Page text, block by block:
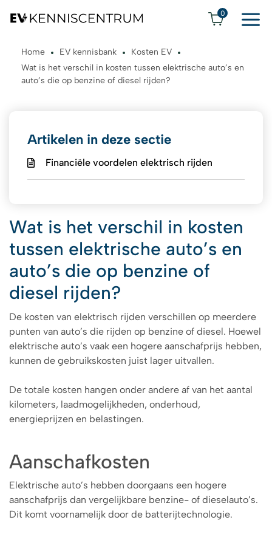
0
Home EV kennisbank
Kosten EV
Wat is het verschil in kosten tussen elektrische auto’s en
auto’s die op benzine of diesel rijden?
Artikelen in deze sectie
Financiële voordelen elektrisch rijden
Wat is het verschil in kosten
tussen elektrische auto’s en
auto’s die op benzine of
diesel rijden?
De kosten van elektrisch rijden verschillen op meerdere
punten van auto’s die rijden op benzine of diesel. Hoewel
elektrische auto’s vaak een hogere aanschafprijs hebben,
kunnen de gebruikskosten juist lager uitvallen.
De totale kosten hangen onder andere af van het aantal
kilometers, laadmogelijkheden, onderhoud,
energieprijzen en belastingen.
Aanschafkosten
Elektrische auto’s hebben doorgaans een hogere
aanschafprijs dan vergelijkbare benzine- of dieselauto’s.
Dit komt voornamelijk door de batterijtechnologie.